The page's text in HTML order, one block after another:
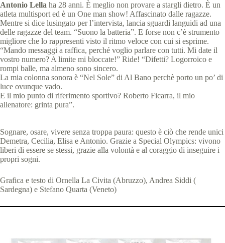
Antonio Lella ha 28 anni. È meglio non provare a stargli dietro. È un
atleta multisport ed è un One man show! Affascinato dalle ragazze.
Mentre si dice lusingato per l’intervista, lancia sguardi languidi ad una
delle ragazze del team. “Suono la batteria”. E forse non c’è strumento
migliore che lo rappresenti visto il ritmo veloce con cui si esprime.
“Mando messaggi a raffica, perché voglio parlare con tutti. Mi date il
vostro numero? A limite mi bloccate!” Ride! “Difetti? Logorroico e
rompi balle, ma almeno sono sincero.
La mia colonna sonora è “Nel Sole” di Al Bano perchè porto un po’ di
luce ovunque vado.
E il mio punto di riferimento sportivo? Roberto Ficarra, il mio
allenatore: grinta pura”.
Sognare, osare, vivere senza troppa paura: questo è ciò che rende unici
Demetra, Cecilia, Elisa e Antonio. Grazie a Special Olympics: vivono
liberi di essere se stessi, grazie alla volontà e al coraggio di inseguire i
propri sogni.
Grafica e testo di Ornella La Civita (Abruzzo), Andrea Siddi (
Sardegna) e Stefano Quarta (Veneto)